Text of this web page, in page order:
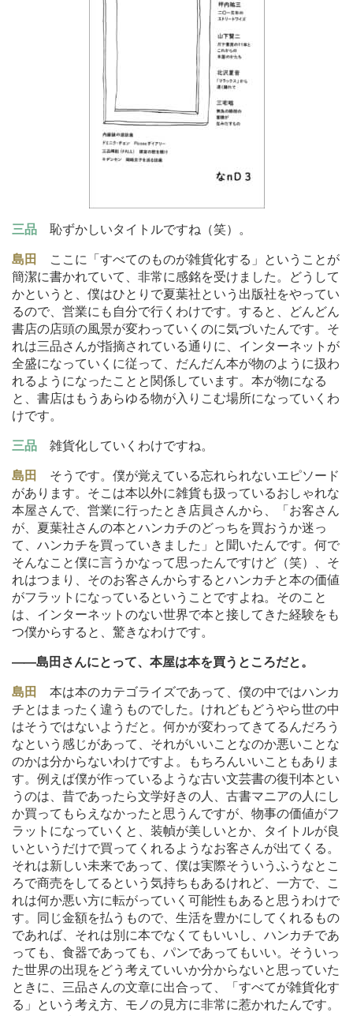
三品 恥ずかしいタイトルですね（笑）。
島田
ここに「すべてのものが雑貨化する」ということが
簡潔に書かれていて、非常に感銘を受けました。どうして
かというと、僕はひとりで夏葉社という出版社をやってい
るので、営業にも自分で行くわけです。すると、どんどん
書店の店頭の風景が変わっていくのに気づいたんです。そ
れは三品さんが指摘されている通りに、インターネットが
全盛になっていくに従って、だんだん本が物のように扱わ
れるようになったことと関係しています。本が物になる
と、書店はもうあらゆる物が入りこむ場所になっていくわ
けです。
三品 雑貨化していくわけですね。
島田
そうです。僕が覚えている忘れられないエピソード
があります。そこは本以外に雑貨も扱っているおしゃれな
本屋さんで、営業に行ったとき店員さんから、「お客さん
が、夏葉社さんの本とハンカチのどっちを買おうか迷っ
て、ハンカチを買っていきました」と聞いたんです。何で
そんなこと僕に言うかなって思ったんですけど（笑）、そ
れはつまり、そのお客さんからするとハンカチと本の価値
がフラットになっているということですよね。そのこと
は、インターネットのない世界で本と接してきた経験をも
つ僕からすると、驚きなわけです。
――島田さんにとって、本屋は本を買うところだと。
島田
本は本のカテゴライズであって、僕の中ではハンカ
チとはまったく違うものでした。けれどもどうやら世の中
はそうではないようだと。何かが変わってきてるんだろう
なという感じがあって、それがいいことなのか悪いことな
のかは分からないわけですよ。もちろんいいこともありま
す。例えば僕が作っているような古い文芸書の復刊本とい
うのは、昔であったら文学好きの人、古書マニアの人にし
か買ってもらえなかったと思うんですが、物事の価値がフ
ラットになっていくと、装幀が美しいとか、タイトルが良
いというだけで買ってくれるようなお客さんが出てくる。
それは新しい未来であって、僕は実際そういうふうなとこ
ろで商売をしてるという気持ちもあるけれど、一方で、こ
れは何か悪い方に転がっていく可能性もあると思うわけで
す。同じ金額を払うもので、生活を豊かにしてくれるもの
であれば、それは別に本でなくてもいいし、ハンカチであ
っても、食器であっても、パンであってもいい。そういっ
た世界の出現をどう考えていいか分からないと思っていた
ときに、三品さんの文章に出合って、「すべてが雑貨化す
る」という考え方、モノの見方に非常に惹かれたんです。